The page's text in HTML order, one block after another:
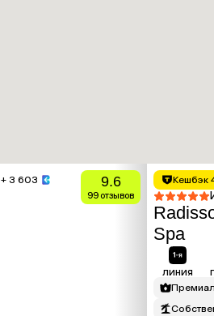
+ 3 603 9.6
99 отзывов
Кешбэк
Spa
линия